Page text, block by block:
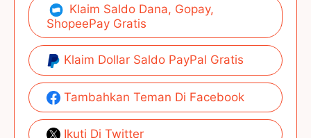
Klaim Saldo Dana, Gopay,
ShopeePay Gratis
Klaim Dollar Saldo PayPal Gratis
Tambahkan Teman Di Facebook
Ikuti Di Twitter